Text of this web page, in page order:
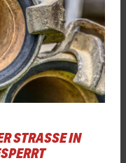
STRASSE IN L